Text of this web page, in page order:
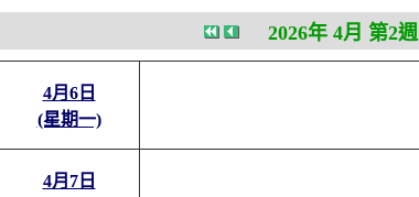
2026年 4月 第2週
4月6日
(星期一)
4月7日